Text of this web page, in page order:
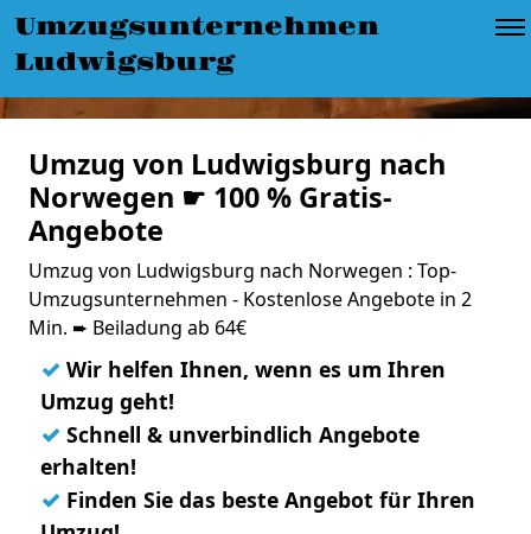
Umzugsunternehmen
Ludwigsburg
Umzug von Ludwigsburg nach
Norwegen ☛ 100 % Gratis-
Angebote
Umzug von Ludwigsburg nach Norwegen : Top-
Umzugsunternehmen - Kostenlose Angebote in 2
Min. ➨ Beiladung ab 64€
✓ Wir helfen Ihnen, wenn es um Ihren
Umzug geht!
✓ Schnell & unverbindlich Angebote
erhalten!
✓ Finden Sie das beste Angebot für Ihren